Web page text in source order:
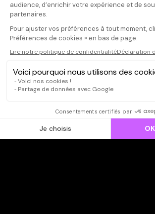
Il faut vous connecter pour
publier un avis
CONNEXION
Qui sommes-nous ?